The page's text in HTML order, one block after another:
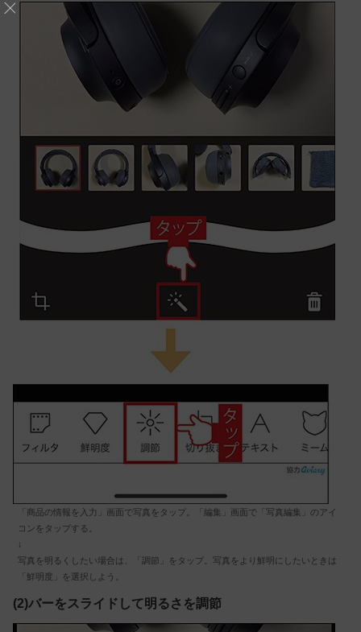
「商品の情報を入力」画面で写真をタップ。「編集」画面で「写真編集」のアイ
コンをタップする。
↓
写真を明るくしたい場合は、「調節」をタップ。写真をより鮮明にしたいときは
「鮮明度」を選択しよう。
(2)バーをスライドして明るさを調節